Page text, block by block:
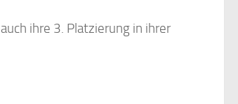
ihre 3. Platzierung in ihrer